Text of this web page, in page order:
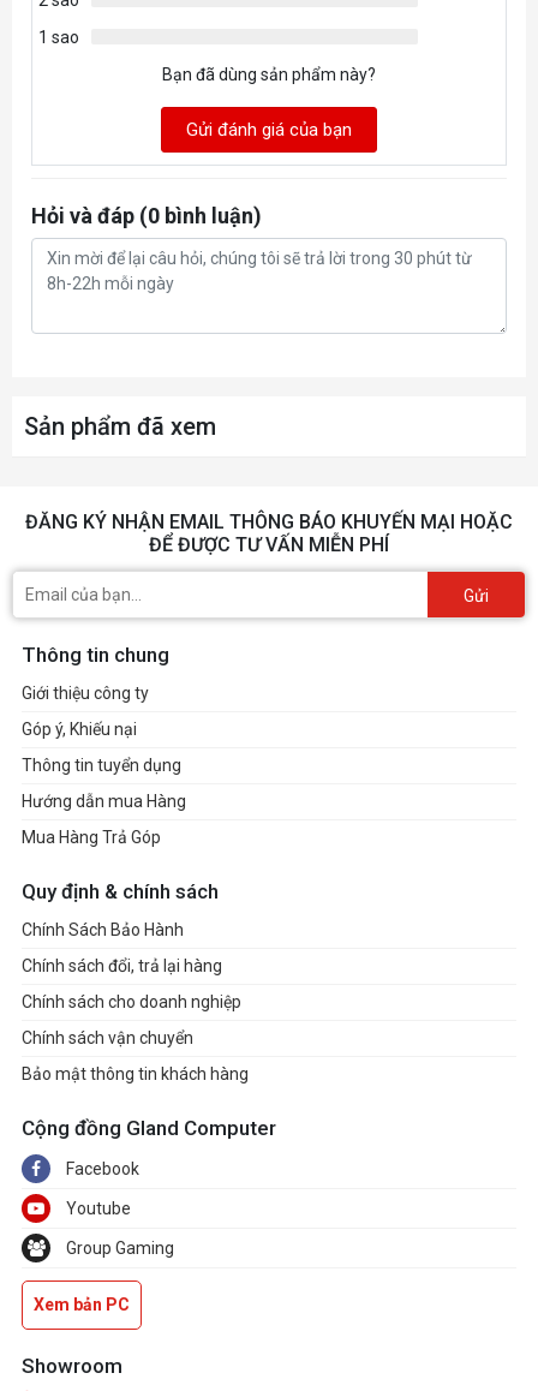
1 sao
Bạn đã dùng sản phẩm này?
Gửi đánh giá của bạn
Hỏi và đáp (0 bình luận)
Sản phẩm đã xem
ĐĂNG KÝ NHẬN EMAIL THÔNG BÁO KHUYẾN MẠI HOẶC
ĐỂ ĐƯỢC TƯ VẤN MIỄN PHÍ
Gửi
Thông tin chung
Giới thiệu công ty
Góp ý, Khiếu nại
Thông tin tuyển dụng
Hướng dẫn mua Hàng
Mua Hàng Trả Góp
Quy định & chính sách
Chính Sách Bảo Hành
Chính sách đổi, trả lại hàng
Chính sách cho doanh nghiệp
Chính sách vận chuyển
Bảo mật thông tin khách hàng
Cộng đồng Gland Computer
Facebook
Youtube
Group Gaming
Xem bản PC
Showroom